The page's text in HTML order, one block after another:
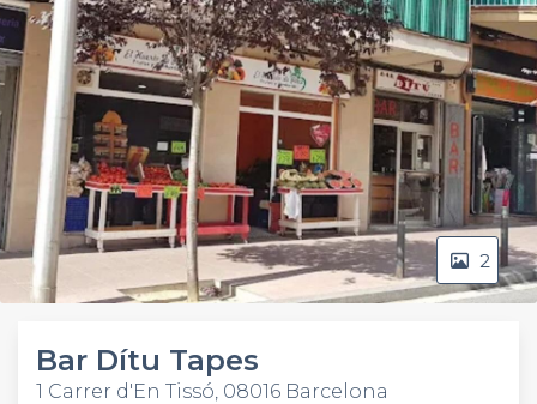
2
Bar Dítu Tapes
1 Carrer d'En Tissó, 08016 Barcelona